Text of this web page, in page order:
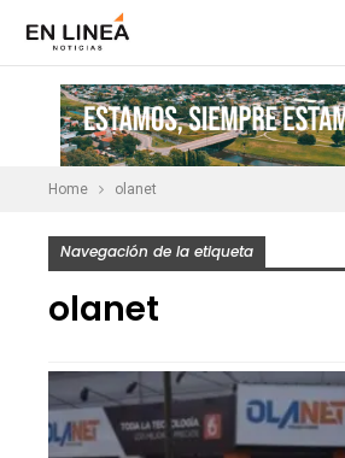
Home olanet
Navegación de la etiqueta
olanet